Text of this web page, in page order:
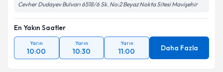
Cevher Dudayev Bulvarı 6518/6 Sk. No:2 Beyaz Nokta Sitesi Mavişehir
En Yakın Saatler
Yarın
10:00
Yarın
10:30
Yarın
11:00 Daha Fazla